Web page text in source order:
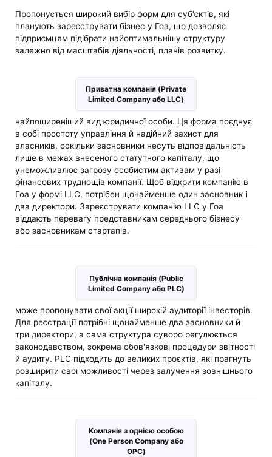
Пропонується широкий вибір форм для суб'єктів, які
планують зареєструвати бізнес у Гоа, що дозволяє
підприємцям підібрати найоптимальнішу структуру
залежно від масштабів діяльності, планів розвитку.
Приватна компанія (Private
Limited Company або LLC)
найпоширеніший вид юридичної особи. Ця форма поєднує
в собі простоту управління й надійний захист для
власників, оскільки засновники несуть відповідальність
лише в межах внесеного статутного капіталу, що
унеможливлює загрозу особистим активам у разі
фінансових труднощів компанії. Щоб відкрити компанію в
Гоа у формі LLC, потрібен щонайменше один засновник і
два директори. Зареєструвати компанію LLC у Гоа
віддають перевагу представникам середнього бізнесу
або засновникам стартапів.
Публічна компанія (Public
Limited Company або PLC)
може пропонувати свої акції широкій аудиторії інвесторів.
Для реєстрації потрібні щонайменше два засновники й
три директори, а сама структура суворо регулюється
законодавством, зокрема обов'язкові процедури звітності
й аудиту. PLC підходить до великих проєктів, які прагнуть
розширити свої можливості через залучення зовнішнього
капіталу.
Компанія з однією особою
(One Person Company або
OPC)